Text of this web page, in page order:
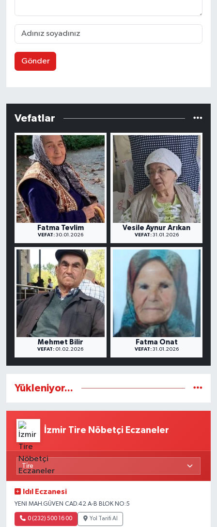
Gönder
Vefatlar
Fatma Tevlim
VEFAT:30.01.2026
Vesile Aynur Arıkan
VEFAT:31.01.2026
Mehmet Bilir
VEFAT: 01.02.2026
Fatma Onat
VEFAT:31.01.2026
Yükleniyor...
İzmir Tire Nöbetçi Eczaneler
Idıl Eczanesi
YENI MAH.GÜVEN CAD.42 A-B BLOK NO:5
0 (232) 500 16 00 Yol Tarifi Al